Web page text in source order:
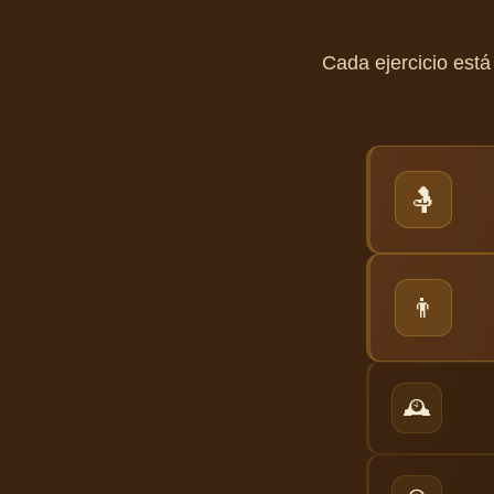
Cada ejercicio
🤱
👨
🕰️